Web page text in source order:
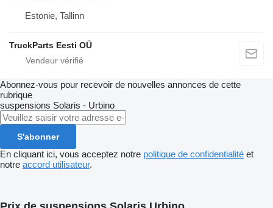
Estonie, Tallinn
TruckParts Eesti OÜ
Abonnez-vous pour recevoir de nouvelles annonces de cette
rubrique
suspensions Solaris - Urbino
S'abonner
En cliquant ici, vous acceptez notre politique de confidentialité et
notre accord utilisateur.